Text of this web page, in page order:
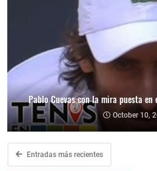
Pablo Cuevas con la mira puesta en
October 10,
Entradas más recientes